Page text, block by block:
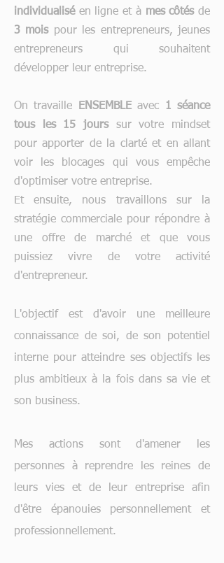
individualiséen ligne et à mes côtésde
3 moispour les entrepreneurs, jeunes
entrepreneurs qui souhaitent
développer leur entreprise.
On travaille ENSEMBLEavec
1 séance
tous les 15 jourssur votre mindset
pour apporter de la clarté et en allant
voir les blocages qui vous empêche
d'optimiser votre entreprise.
Et ensuite, nous travaillons sur la
stratégie commerciale pour répondre à
une offre de marché et que vous
puissiez vivre de votre activité
d'entrepreneur.
L'objectif est d'avoir une meilleure
connaissance de soi, de son potentiel
interne pour atteindre ses objectifs les
plus ambitieux à la fois dans sa vie et
son business.
Mes actions sont d'amener les
personnes à reprendre les reines de
leurs vies et de leur entreprise afin
d'être épanouies personnellement et
professionnellement.